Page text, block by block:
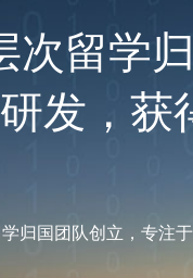
次留学
研发，获
归国团队创立，专注